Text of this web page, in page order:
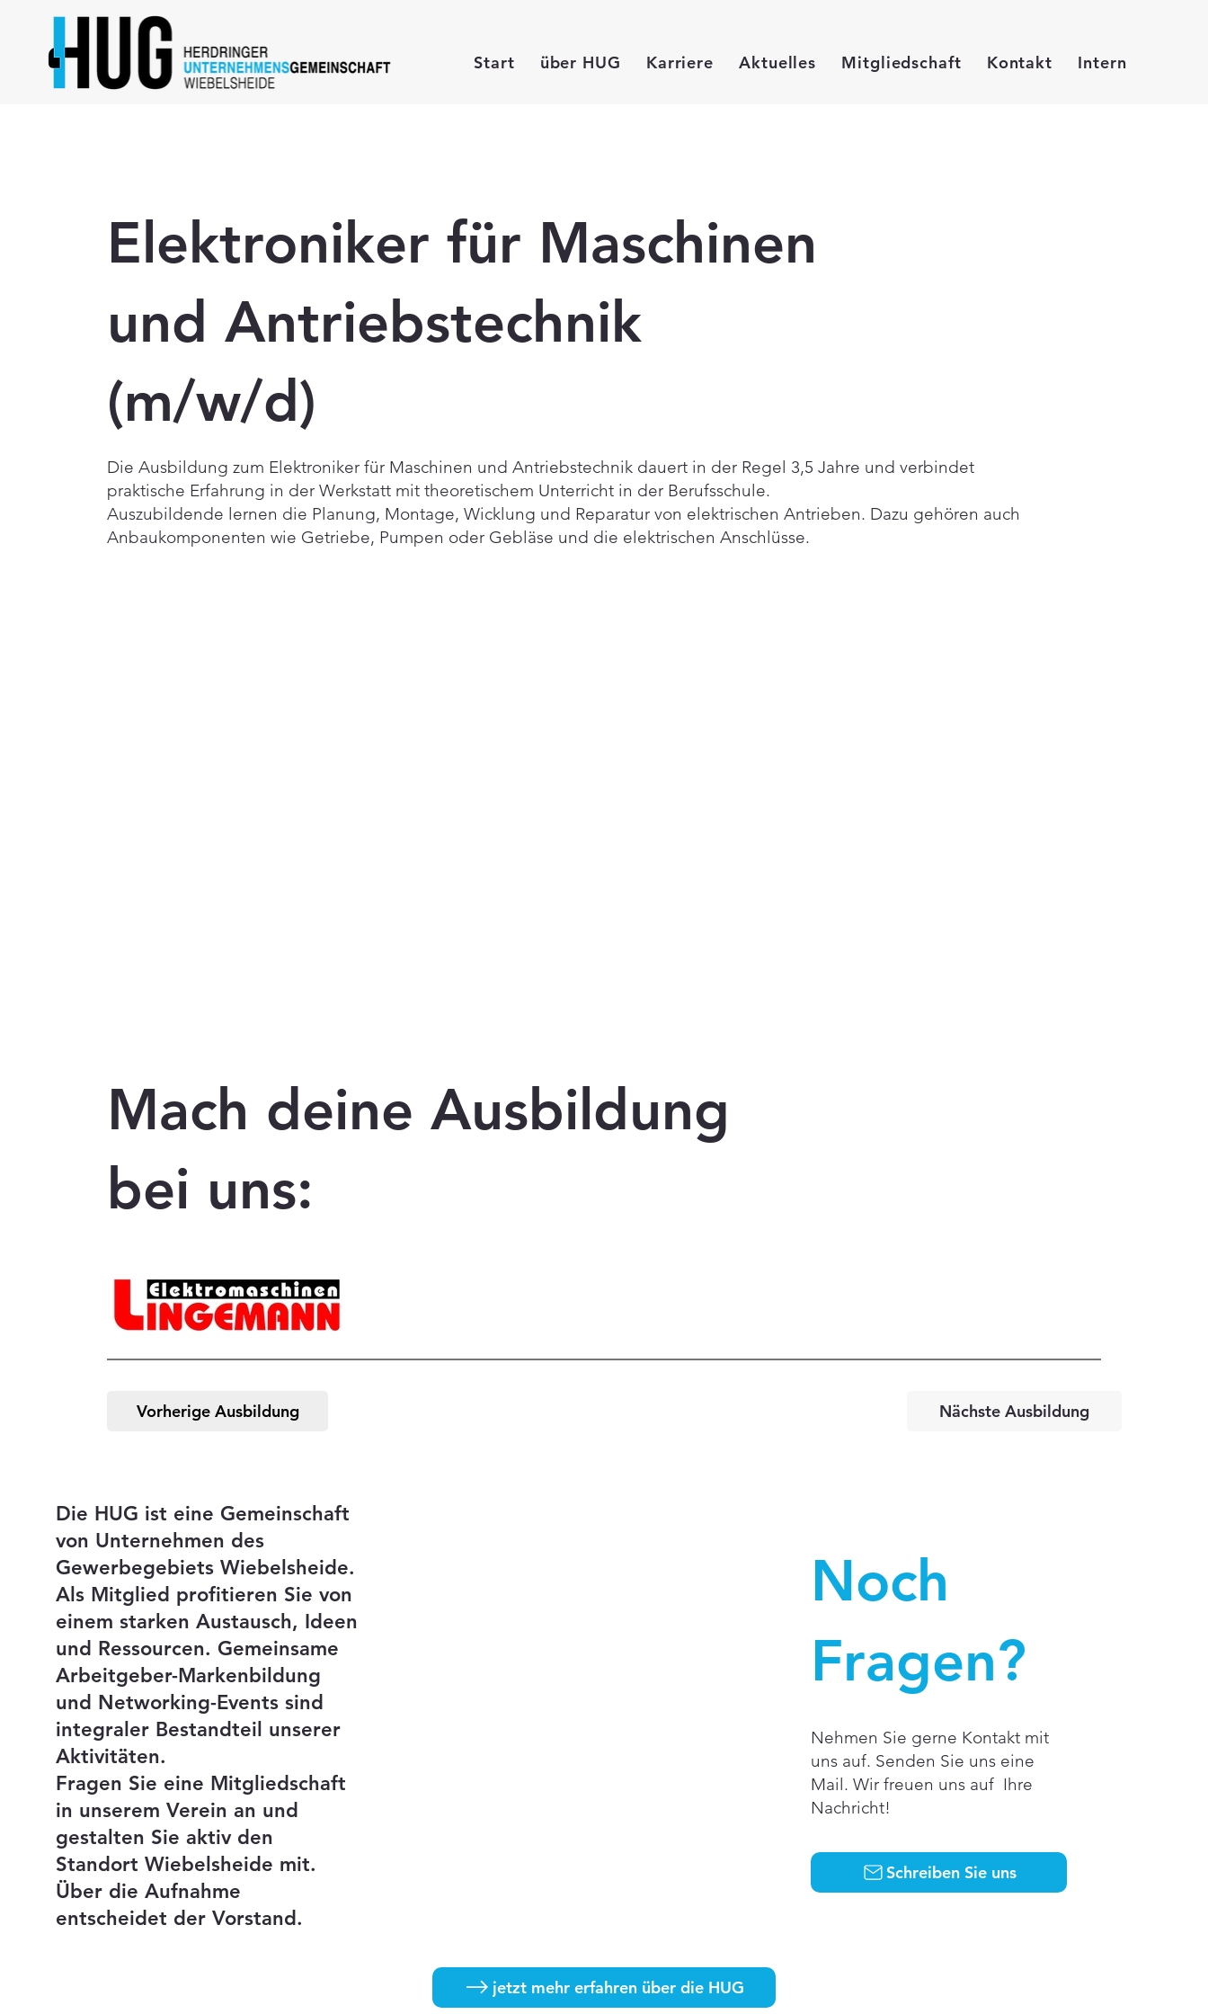
Start über HUG Karriere Aktuelles Mitgliedschaft Kontakt Intern
Vorherige Ausbildung Nächste Ausbildung
Mach deine Ausbildung
bei uns:
Elektroniker für Maschinen
und Antriebstechnik
(m/w/d)
Die Ausbildung zum Elektroniker für Maschinen und Antriebstechnik dauert in der Regel 3,5 Jahre und verbindet
praktische Erfahrung in der Werkstatt mit theoretischem Unterricht in der Berufsschule.
Auszubildende lernen die Planung, Montage, Wicklung und Reparatur von elektrischen Antrieben. Dazu gehören auch
Anbaukomponenten wie Getriebe, Pumpen oder Gebläse und die elektrischen Anschlüsse.
Die HUG ist eine Gemeinschaft
von Unternehmen des
Gewerbegebiets Wiebelsheide.
Als Mitglied profitieren Sie von
einem starken Austausch, Ideen
und Ressourcen. Gemeinsame
Arbeitgeber-Markenbildung
und Networking-Events sind
integraler Bestandteil unserer
Aktivitäten.
Fragen Sie eine Mitgliedschaft
in unserem Verein an und
gestalten Sie aktiv den
Standort Wiebelsheide mit.
Über die Aufnahme
entscheidet der Vorstand.
Noch
Fragen?
Nehmen Sie gerne Kontakt mit
uns auf. Senden Sie uns eine
Mail. Wir freuen uns auf Ihre
Nachricht!
Schreiben Sie uns
jetzt mehr erfahren über die HUG